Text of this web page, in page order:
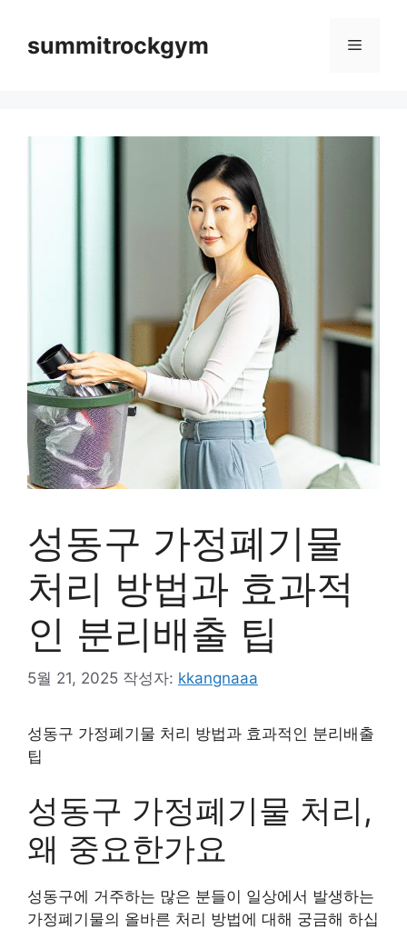
summitrockgym 메
성동구 가정폐기물
처리 방법과 효과적
인 분리배출 팁
5월 21, 2025 작성자: kkangnaaa
성동구 가정폐기물 처리 방법과 효과적인 분리배출
팁
성동구 가정폐기물 처리,
왜 중요한가요
성동구에 거주하는 많은 분들이 일상에서 발생하는
가정폐기물의 올바른 처리 방법에 대해 궁금해 하십